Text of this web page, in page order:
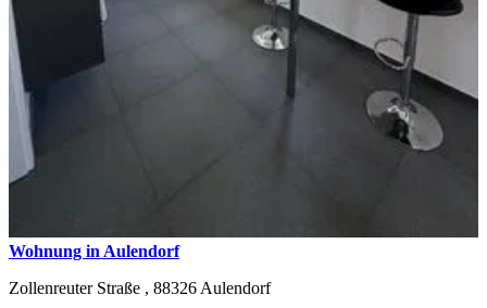
Wohnung in Aulendorf
Zollenreuter Straße , 88326 Aulendorf